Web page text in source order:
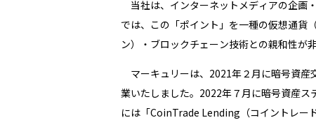
当社は、インターネットメディアの企画
では、この「ポイント」を一種の仮想通貨
ン）・ブロックチェーン技術との親和性が
マーキュリーは、2021年２月に暗号資産
業いたしました。2022年７月に暗号資産
には「CoinTrade Lending（コイントレー